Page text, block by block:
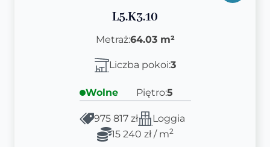
L5.K3.10
Metraż:64.03 m²
Liczba pokoi:3
Wolne Piętro:5
975 817 zł
Loggia
15 240 zł / m2